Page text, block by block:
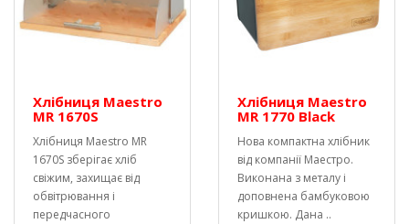
Хлібниця Maestro
MR 1670S
Хлібниця Maestro MR
1670S зберігає хліб
свіжим, захищає від
обвітрювання і
передчасного
Хлібниця Maestro
MR 1770 Black
Нова компактна хлібник
від компанії Маестро.
Виконана з металу і
доповнена бамбуковою
кришкою. Дана ..